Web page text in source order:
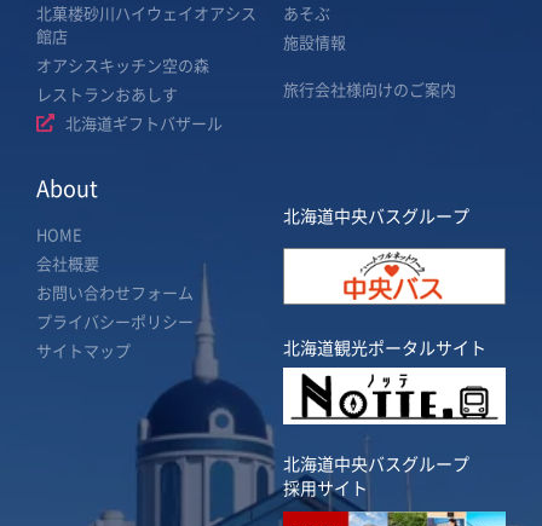
北菓楼砂川ハイウェイオアシス
館店
オアシスキッチン空の森
レストランおあしす
北海道ギフトバザール
あそぶ
施設情報
旅行会社様向けのご案内
About
HOME
会社概要
お問い合わせフォーム
プライバシーポリシー
サイトマップ
北海道中央バスグループ
北海道観光ポータルサイト
北海道中央バスグループ
採用サイト